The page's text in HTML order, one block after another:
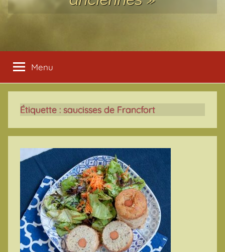
Menu
Étiquette : saucisses de Francfort